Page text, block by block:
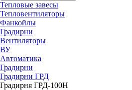
Тепловые завесы
Тепловентиляторы
Фанкойлы
Градирни
Вентиляторы
ВУ
Автоматика
Градирни
Градирни ГРД
Градирня ГРД-100Н